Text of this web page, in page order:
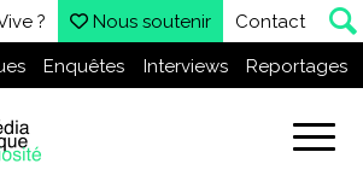
? Nous soutenir Contact
Enquêtes Interviews Reportages